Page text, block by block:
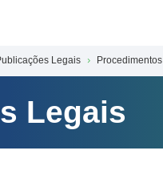
Legais
Legais